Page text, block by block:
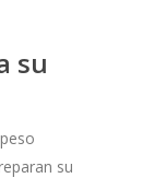
su
su